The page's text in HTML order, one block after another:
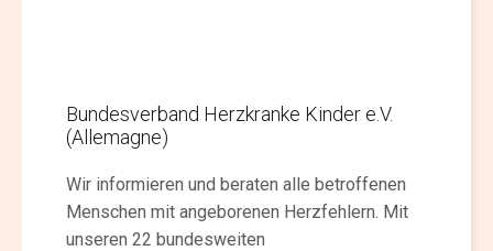
Bundesverband Herzkranke Kinder e.V.
(Allemagne)
Wir informieren und beraten alle betroffenen
Menschen mit angeborenen Herzfehlern. Mit
unseren 22 bundesweiten